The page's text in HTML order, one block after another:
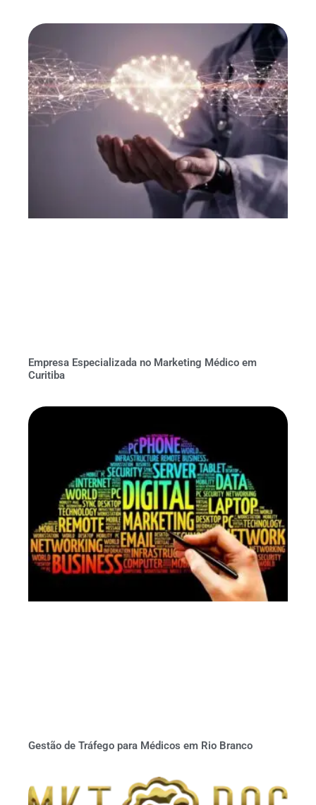
Empresa Especializada no Marketing Médico em
Curitiba
Gestão de Tráfego para Médicos em Rio Branco